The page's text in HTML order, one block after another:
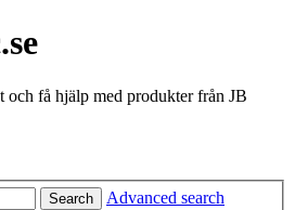
få hjälp med produkter från JB
Search Advanced search